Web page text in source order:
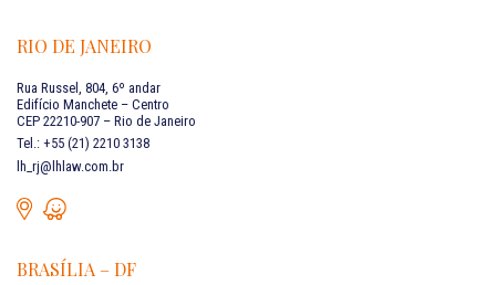
RIO DE JANEIRO
Rua Russel, 804, 6º andar
Edifício Manchete – Centro
CEP 22210-907 – Rio de Janeiro
Tel.: +55 (21) 2210 3138
lh_rj@lhlaw.com.br
BRASÍLIA – DF